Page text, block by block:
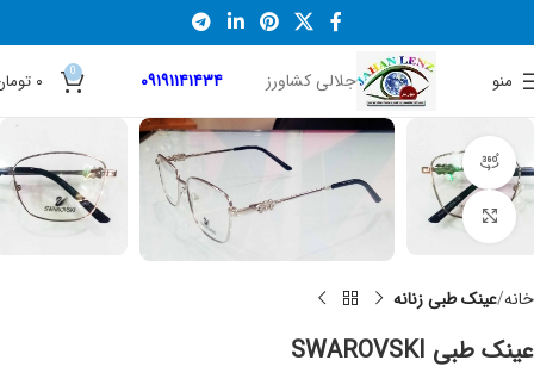
منو جلالی کشاورز ۰۹۱۹۱۱۴۱۴۳۴ 0 ۰
نمایش 360 درجه محصول
برای بزرگنمایی کلیک کنید
خانه عینک طبی زنانه
عینک طبی SWAROVSKI